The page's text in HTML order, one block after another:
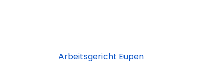
Arbeitsgericht Eupen